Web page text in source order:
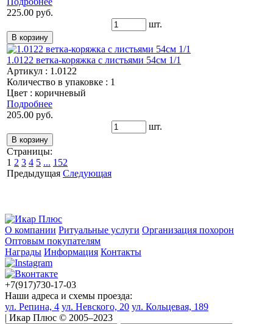
225.00 руб.
шт.
1.0122 ветка-коряжка с листьями 54см 1/1
Артикул : 1.0122
Количество в упаковке : 1
Цвет : коричневый
Подробнее
205.00 руб.
шт.
Страницы:
1 2 3 4 5 ... 152
Предыдущая Следующая
О компании Ритуальные услуги Организация похорон
Оптовым покупателям
Награды Информация Контакты
+7(917)730-17-03
Наши адреса и схемы проезда:
ул. Репина, 4 ул. Невского, 20 ул. Кольцевая, 189
| Икар Плюс © 2005–2023